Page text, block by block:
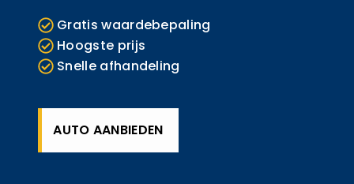
Gratis waardebepaling
Hoogste prijs
Snelle afhandeling
AUTO AANBIEDEN